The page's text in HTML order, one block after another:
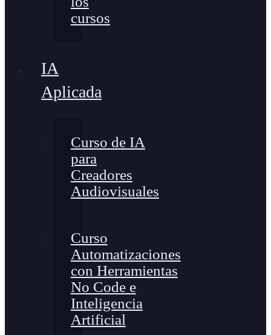
cursos
IA
Aplicada
Curso de IA
para
Creadores
Audiovisuales
Curso
Automatizaciones
con Herramientas
No Code e
Inteligencia
Artificial